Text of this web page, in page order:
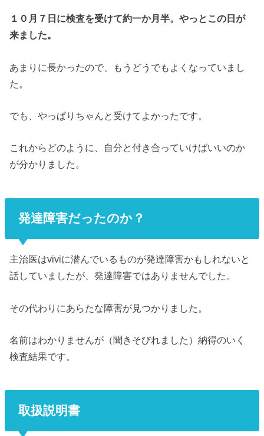
１０月７日に検査を受けて約一か月半。やっとこの日が
来ました。
あまりに長かったので、もうどうでもよくなっていまし
た。
でも、やっぱりちゃんと受けてよかったです。
これからどのように、自分と付き合っていけばいいのか
が分かりました。
発達障害だったのか？
主治医はviviに潜んでいるものが発達障害かもしれないと
話していましたが、発達障害ではありませんでした。
その代わりにあらたな障害が見つかりました。
名前はわかりませんが（聞きそびれました）納得のいく
検査結果です。
取扱説明書